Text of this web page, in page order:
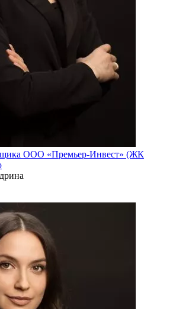
ООО «Премьер-Инвест» (ЖК